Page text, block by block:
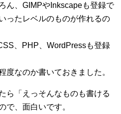
ん、GIMPやInkscapeも登録で
ったレベルのものが作れるの
、PHP、WordPressも登録
度なのか書いておきました。
ら「えっそんなものも書ける
で、面白いです。